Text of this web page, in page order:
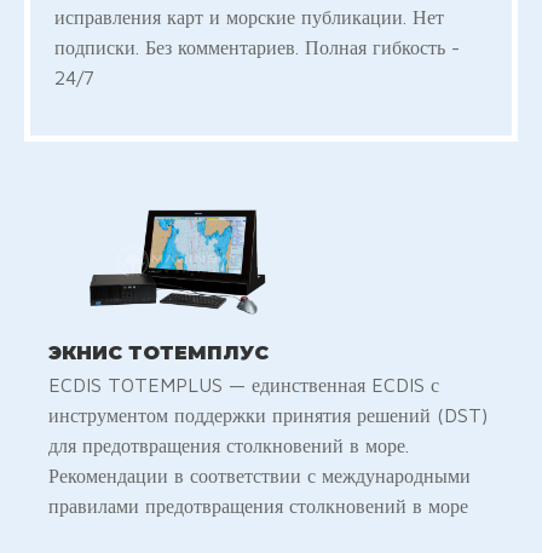
исправления карт и морские публикации. Нет
подписки. Без комментариев. Полная гибкость -
24/7
ЭКНИС ТОТЕМПЛУС
ECDIS TOTEMPLUS — единственная ECDIS с
инструментом поддержки принятия решений (DST)
для предотвращения столкновений в море.
Рекомендации в соответствии с международными
правилами предотвращения столкновений в море